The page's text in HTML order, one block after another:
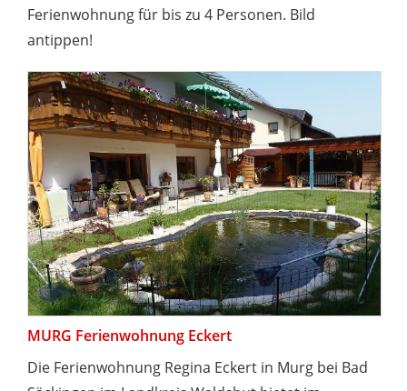
Ferienwohnung für bis zu 4 Personen. Bild
antippen!
MURG Ferienwohnung Eckert
Die Ferienwohnung Regina Eckert in Murg bei Bad